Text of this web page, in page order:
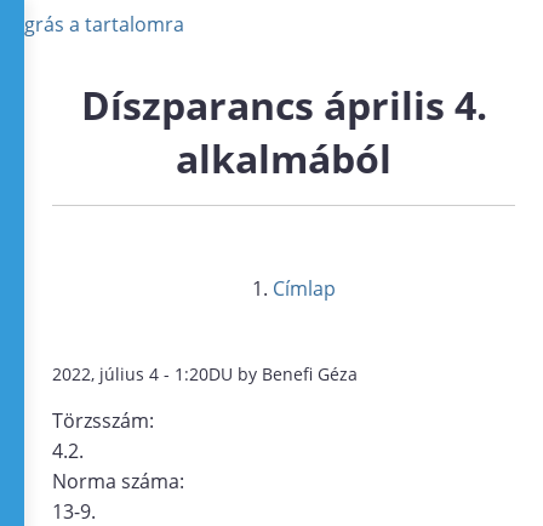
Ugrás a tartalomra
Díszparancs április 4.
alkalmából
Címlap
2022, július 4 - 1:20DU by Benefi Géza
Törzsszám:
4.2.
Norma száma:
13-9.